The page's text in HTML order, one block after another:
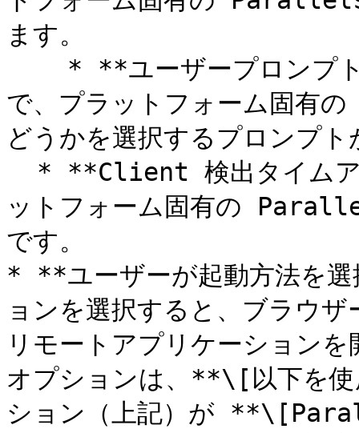
ます。
で、プラットフォーム固
どうかを選択するプロンプ
ットフォーム固有の
です。
* **ユーザーが起動方法を
ョンを選択すると、ブラ
リモートアプリケーション
オプションは、**\[以下を
ション（上記）が